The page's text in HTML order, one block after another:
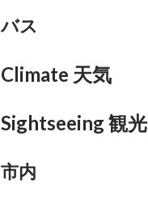
バス
Climate 天気
Sightseeing 観光
市内